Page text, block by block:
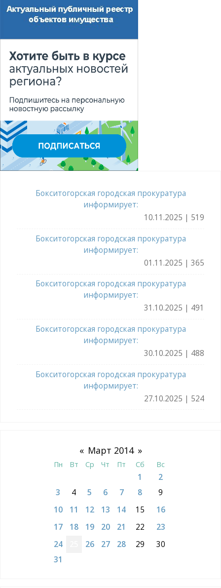
Бокситогорская городская прокуратура
информирует:
10.11.2025 | 519
Бокситогорская городская прокуратура
информирует:
01.11.2025 | 365
Бокситогорская городская прокуратура
информирует:
31.10.2025 | 491
Бокситогорская городская прокуратура
информирует:
30.10.2025 | 488
Бокситогорская городская прокуратура
информирует:
27.10.2025 | 524
« Март 2014 »
Пн Вт Ср Чт Пт Сб Вс
1
2
3
4 5 6 7 8
9
10
11 12 13 14 15
16
17
18 19 20 21 22
23
24
26 27 28 29
30
31